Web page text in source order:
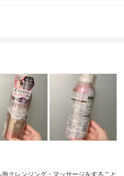
クレンジング・マッサージをすること